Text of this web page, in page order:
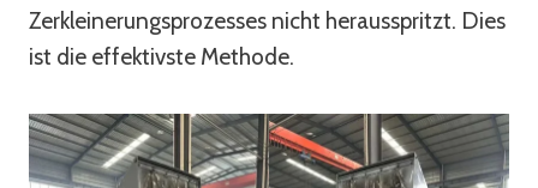
Zerkleinerungsprozesses nicht herausspritzt. Dies
ist die effektivste Methode.